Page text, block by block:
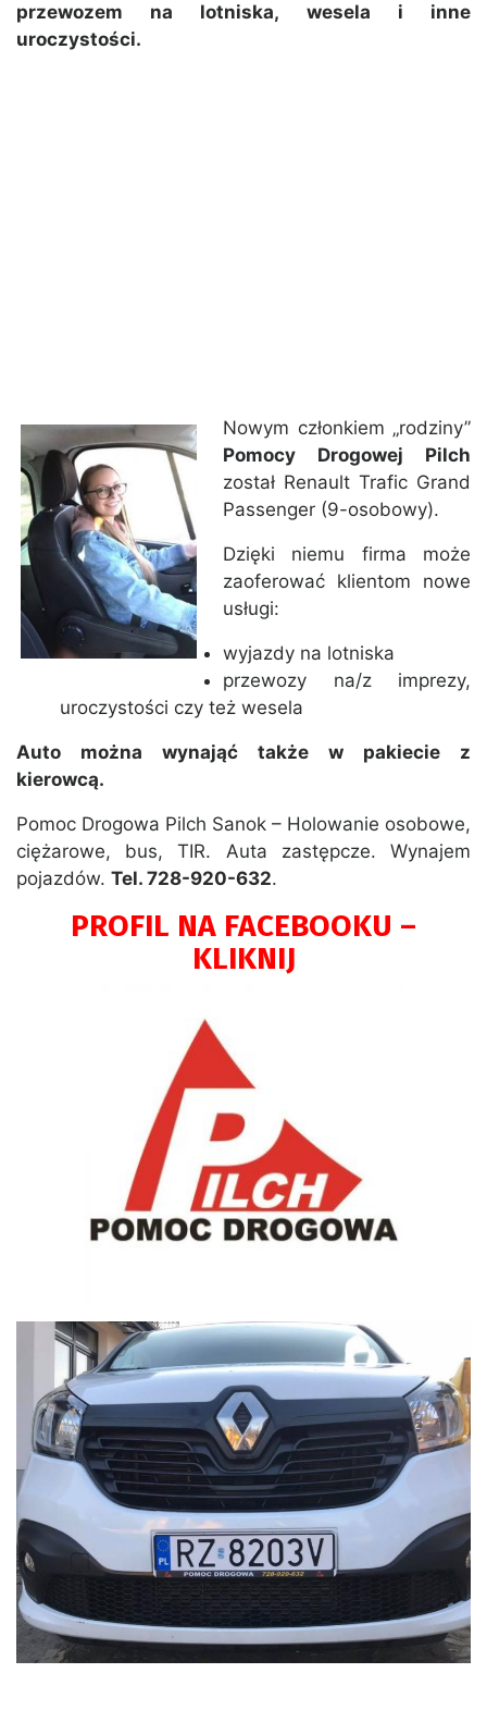
przewozem na lotniska, wesela i inne
uroczystości.
Nowym członkiem „rodziny”
Pomocy Drogowej Pilch
został Renault Trafic Grand
Passenger (9-osobowy).
Dzięki niemu firma może
zaoferować klientom nowe
usługi:
wyjazdy na lotniska
przewozy na/z imprezy,
uroczystości czy też wesela
Auto można wynająć także w pakiecie z
kierowcą.
Pomoc Drogowa Pilch Sanok – Holowanie osobowe,
ciężarowe, bus, TIR. Auta zastępcze. Wynajem
pojazdów. Tel. 728-920-632.
PROFIL NA FACEBOOKU –
KLIKNIJ